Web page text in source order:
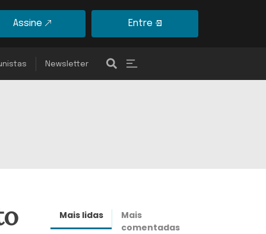
Assine Entre
Newsletter
Mais lidas
Mais
comentadas